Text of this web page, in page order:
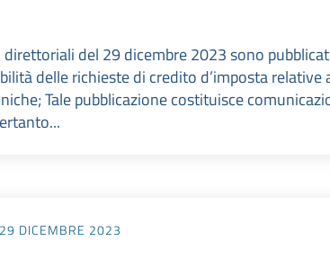
direttoriali del 29 dicembre 2023 sono
delle richieste di credito d’imposta
Tale pubblicazione costituisce
DICEMBRE 2023